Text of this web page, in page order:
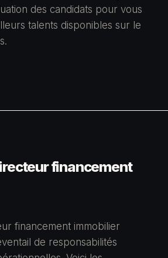
des candidats pour vous
talents disponibles sur le
financement
financement immobilier
de responsabilités